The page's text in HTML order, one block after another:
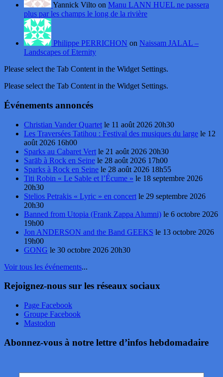
Yannick Vilto on Manu LANN HUEL ne passera
plus par les champs le long de la rivière
Philippe PERRICHON on Naissam JALAL –
Landscapes of Eternity
Please select the Tab Content in the Widget Settings.
Please select the Tab Content in the Widget Settings.
Événements annoncés
Christian Vander Quartet le 11 août 2026 20h30
Les Traversées Tatihou : Festival des musiques du large le 12
août 2026 16h00
Sparks au Cabaret Vert le 21 août 2026 20h30
Sarāb à Rock en Seine le 28 août 2026 17h00
Sparks à Rock en Seine le 28 août 2026 18h55
Titi Robin « Le Sable et l’Écume » le 18 septembre 2026
20h30
Stelios Petrakis « Lyric » en concert le 29 septembre 2026
20h30
Banned from Utopia (Frank Zappa Alumni) le 6 octobre 2026
19h00
Jon ANDERSON and the Band GEEKS le 13 octobre 2026
19h00
GONG le 30 octobre 2026 20h30
Voir tous les événements...
Rejoignez-nous sur les réseaux sociaux
Page Facebook
Groupe Facebook
Mastodon
Abonnez-vous à notre lettre d’infos hebdomadaire